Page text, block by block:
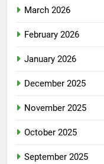
March 2026
February 2026
January 2026
December 2025
November 2025
October 2025
September 2025